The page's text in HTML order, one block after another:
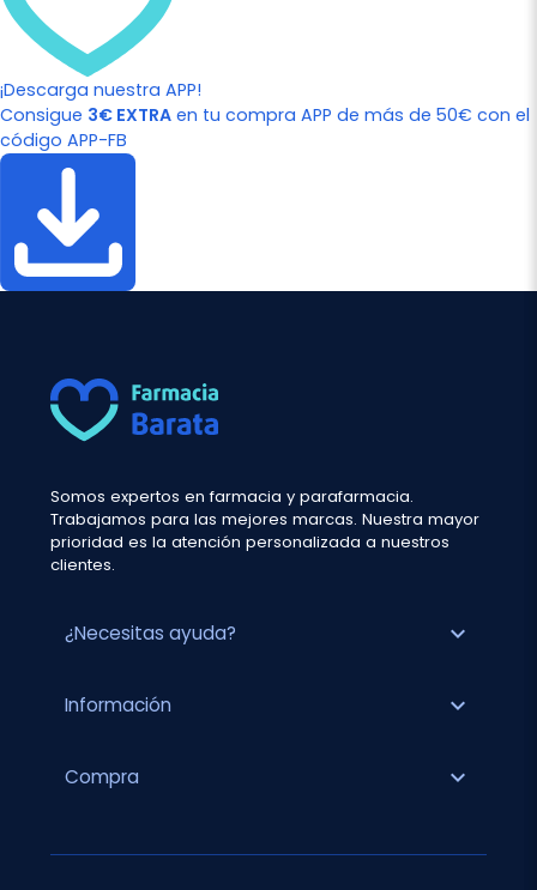
¡Descarga nuestra APP!
Consigue 3€ EXTRA en tu compra APP de más de 50€ con el
código APP-FB
Somos expertos en farmacia y parafarmacia.
Trabajamos para las mejores marcas. Nuestra mayor
prioridad es la atención personalizada a nuestros
clientes.
¿Necesitas ayuda? expand_more
Información expand_more
Compra expand_more